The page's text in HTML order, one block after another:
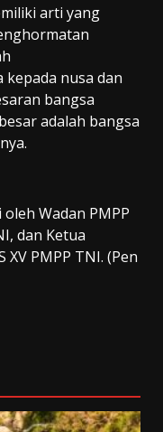
arti yang
nusa dan
bangsa
adalah bangsa
Wadan PMPP
dan Ketua
XV PMPP TNI. (Pen